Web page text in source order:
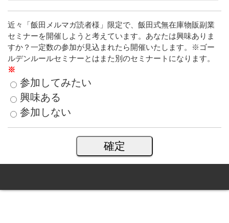
近々「飯田メルマガ読者様」限定で、飯田式無在庫物販副業
セミナーを開催しようと考えています。あなたは興味ありま
すか？一定数の参加が見込まれたら開催いたします。※ゴー
ルデンルールセミナーとはまた別のセミナートになります。
※
参加してみたい
興味ある
参加しない